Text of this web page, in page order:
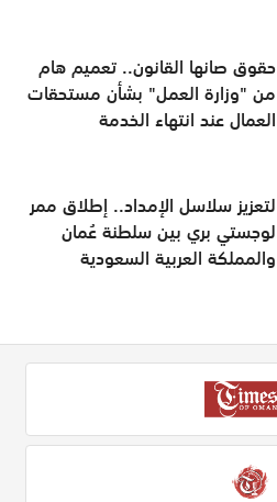
حقوق صانها القانون.. تعميم هام
من "وزارة العمل" بشأن مستحقات
العمال عند انتهاء الخدمة
لتعزيز سلاسل الإمداد.. إطلاق ممر
لوجستي بري بين سلطنة عُمان
والمملكة العربية السعودية